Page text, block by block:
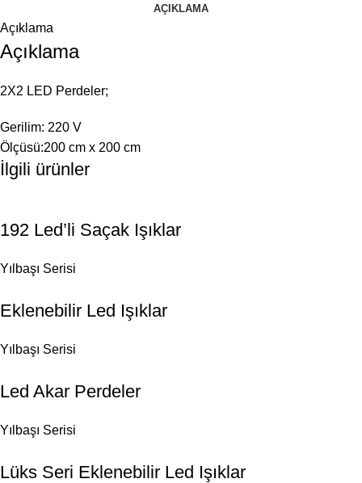
AÇIKLAMA
Açıklama
Açıklama
2X2 LED Perdeler;
Gerilim: 220 V
Ölçüsü:200 cm x 200 cm
İlgili ürünler
192 Led’li Saçak Işıklar
Yılbaşı Serisi
Eklenebilir Led Işıklar
Yılbaşı Serisi
Led Akar Perdeler
Yılbaşı Serisi
Lüks Seri Eklenebilir Led Işıklar